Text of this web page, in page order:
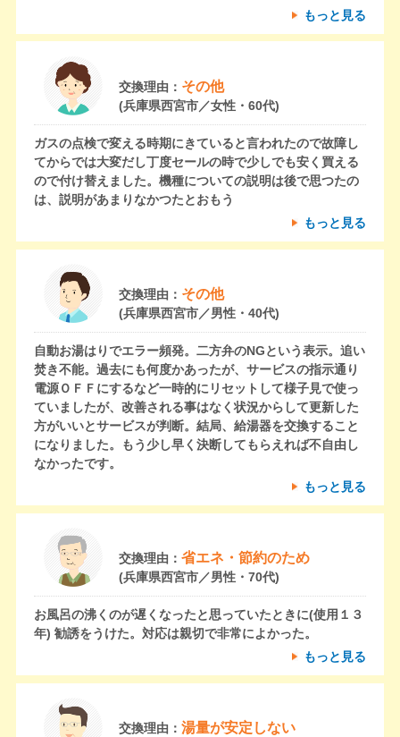
もっと見る
交換理由： その他
(兵庫県西宮市／女性・60代)
ガスの点検で変える時期にきていると言われたので故障し
てからでは大変だし丁度セールの時で少しでも安く買える
ので付け替えました。機種についての説明は後で思つたの
は、説明があまりなかつたとおもう
もっと見る
交換理由： その他
(兵庫県西宮市／男性・40代)
自動お湯はりでエラー頻発。二方弁のNGという表示。追い
焚き不能。過去にも何度かあったが、サービスの指示通り
電源ＯＦＦにするなど一時的にリセットして様子見で使っ
ていましたが、改善される事はなく状況からして更新した
方がいいとサービスが判断。結局、給湯器を交換すること
になりました。もう少し早く決断してもらえれば不自由し
なかったです。
もっと見る
交換理由： 省エネ・節約のため
(兵庫県西宮市／男性・70代)
お風呂の沸くのが遅くなったと思っていたときに(使用１３
年) 勧誘をうけた。対応は親切で非常によかった。
もっと見る
交換理由： 湯量が安定しない